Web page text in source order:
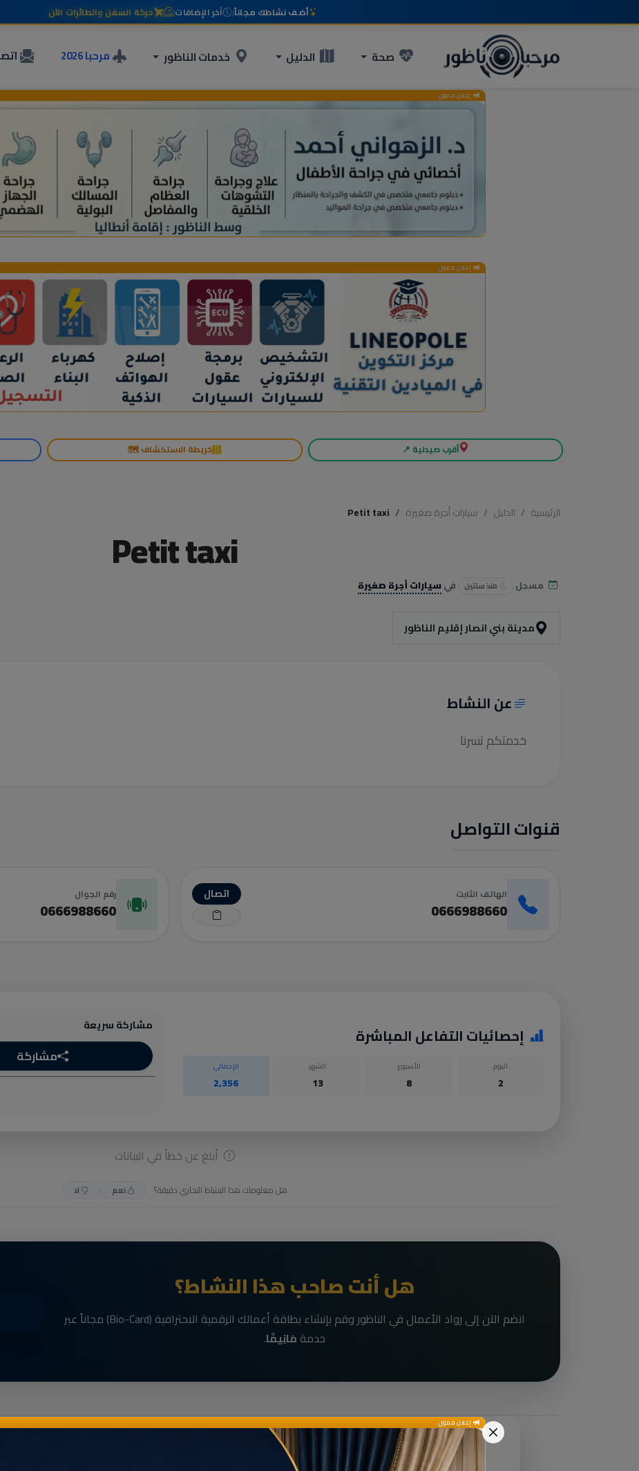
أضف نشاطك مجاناً| آخر الإضافات| حركة السفن والطائرات الآن
صحة الدليل خدمات الناظور مرحبا 2026
إعلان ممول
إعلان ممول
أقرب صيدلية 📍 خريطة الاستكشاف 🗺️
الرئيسية الدليل سيارات أجرة صغيرة Petit taxi
Petit taxi
مسجل منذ سنتين فيسيارات أجرة صغيرة
مدينة بني انصار إقليم الناظور
عن النشاط
خدمتكم تسرنا
قنوات التواصل
الهاتف الثابت
0666988660
اتصال رقم الجوال
0666988660
إحصائيات التفاعل المباشرة
اليوم
2
الأسبوع
8
الشهر
13
الإجمالي
2,356
مشاركة سريعة
مشاركة
أبلغ عن خطأ في البيانات
هل معلومات هذا النشاط التجاري دقيقة؟ نعم لا
هل أنت صاحب هذا النشاط؟
انضم الآن إلى رواد الأعمال في الناظور وقم بإنشاء بطاقة أعمالك الرقمية الاحترافية (Bio-Card) مجاناً عبر
خدمة مَانِيمَّا.
إعلان ممول